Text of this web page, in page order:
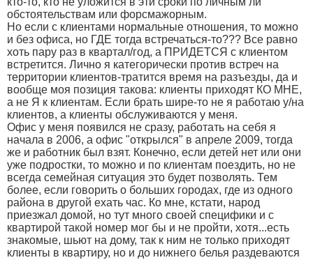
обстоятельствам или форсмажорным.
Но если с клиентами нормальные отношения, то можно
и без офиса, но ГДЕ тогда встречаться-то??? Все равно
хоть пару раз в квартал/год, а ПРИДЕТСЯ с клиентом
встретится. Лично я категорически против встреч на
территории клиентов-тратится время на разъезды, да и
вообще моя позиция такова: клиенты приходят КО МНЕ,
а не Я к клиентам. Если брать шире-то не я работаю у/на
клиентов, а клиенты обслуживаются у меня.
Офис у меня появился не сразу, работать на себя я
начала в 2006, а офис "открылся" в апреле 2009, тогда
же и работник был взят. Конечно, если детей нет или они
уже подростки, то можно и по клиентам поездить, но не
всегда семейная ситуация это будет позволять. Тем
более, если говорить о больших городах, где из одного
района в другой ехать час. Ко мне, кстати, народ
приезжал домой, но тут много своей специфики и с
квартирой такой номер мог бы и не пройти, хотя...есть
знакомые, шьют на дому, так к ним не только приходят
клиенты в квартиру, но и до нижнего белья раздеваются